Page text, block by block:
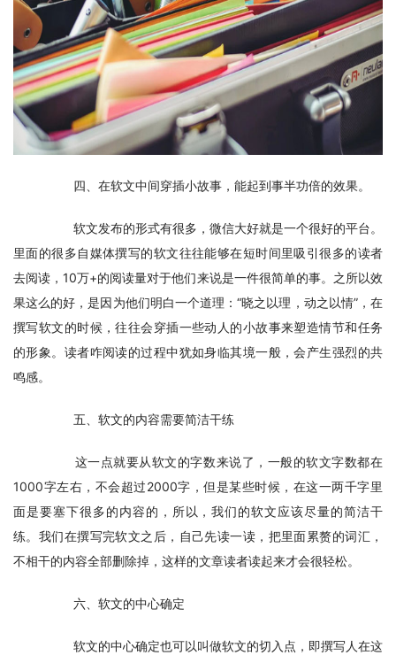
四、在软文中间穿插小故事，能起到事半功倍的效果。
软文发布的形式有很多，微信大好就是一个很好的平台。
里面的很多自媒体撰写的软文往往能够在短时间里吸引很多的读者
去阅读，10万+的阅读量对于他们来说是一件很简单的事。之所以效
果这么的好，是因为他们明白一个道理：“晓之以理，动之以情”，在
撰写软文的时候，往往会穿插一些动人的小故事来塑造情节和任务
的形象。读者咋阅读的过程中犹如身临其境一般，会产生强烈的共
鸣感。
五、软文的内容需要简洁干练
这一点就要从软文的字数来说了，一般的软文字数都在
1000字左右，不会超过2000字，但是某些时候，在这一两千字里
面是要塞下很多的内容的，所以，我们的软文应该尽量的简洁干
练。我们在撰写完软文之后，自己先读一读，把里面累赘的词汇，
不相干的内容全部删除掉，这样的文章读者读起来才会很轻松。
六、软文的中心确定
软文的中心确定也可以叫做软文的切入点，即撰写人在这